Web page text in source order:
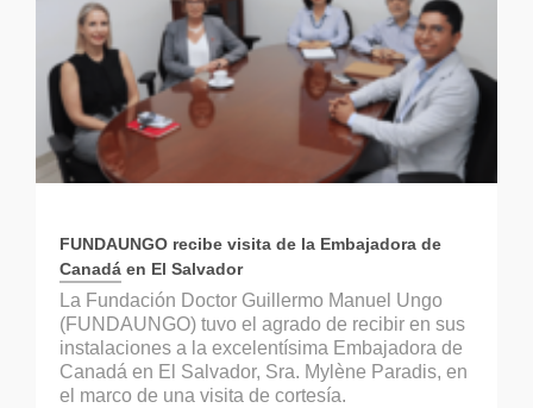
FUNDAUNGO recibe visita de la Embajadora de
Canadá en El Salvador
La Fundación Doctor Guillermo Manuel Ungo
(FUNDAUNGO) tuvo el agrado de recibir en sus
instalaciones a la excelentísima Embajadora de
Canadá en El Salvador, Sra. Mylène Paradis, en
el marco de una visita de cortesía.